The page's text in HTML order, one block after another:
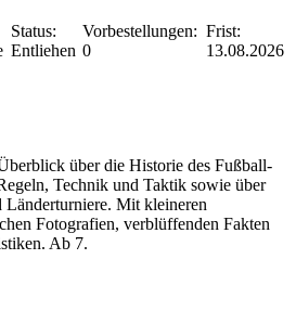
Status:
Entliehen
Vorbestellungen:
0
Frist:
13.08.2026
über die Historie des Fußball-
Technik und Taktik sowie über
Länderturniere. Mit kleineren
Fotografien, verblüffenden Fakten
Ab 7.